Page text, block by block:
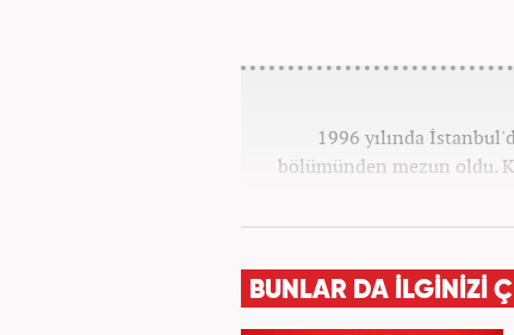
1996 yılında
bölümünden mezun oldu.
BUNLAR DA İLGİNİZİ